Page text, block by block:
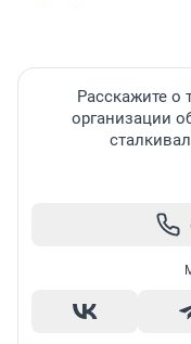
Расскажите о
организации